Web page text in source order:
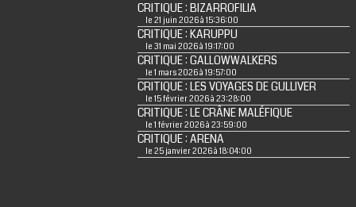
CRITIQUE : BIZARROFILIA
le 21 juin 2026 à 15:36:00
CRITIQUE : KARUPPU
le 31 mai 2026 à 19:17:00
CRITIQUE : GALLOWWALKERS
le 1 mars 2026 à 19:57:00
CRITIQUE : LES VOYAGES DE GULLIVER
le 15 février 2026 à 23:28:00
CRITIQUE : LE CRÂNE MALÉFIQUE
le 1 février 2026 à 23:59:00
CRITIQUE : ARENA
le 25 janvier 2026 à 18:04:00